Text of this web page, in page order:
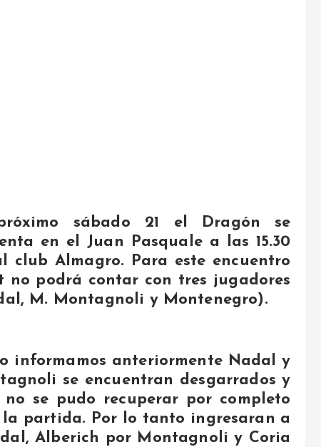
sábado 21 el Dragón se
en el Juan Pasquale a las 15.30
club Almagro. Para este encuentro
no podrá contar con tres jugadores
M. Montagnoli y Montenegro).
informamos anteriormente Nadal y
se encuentran desgarrados y
se pudo recuperar por completo
partida. Por lo tanto ingresaran a
Alberich por Montagnoli y Coria